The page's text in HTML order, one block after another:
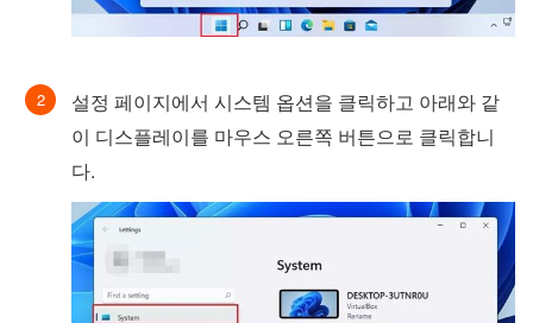
설정 페이지에서 시스템 옵션을 클릭하고 아래와 같
이 디스플레이를 마우스 오른쪽 버튼으로 클릭합니
다.